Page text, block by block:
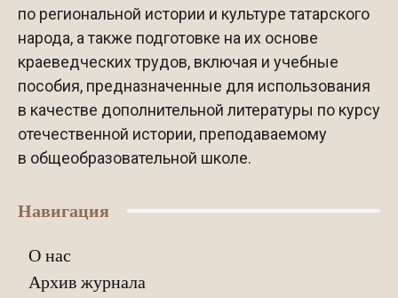
по региональной истории и культуре татарского
народа, а также подготовке на их основе
краеведческих трудов, включая и учебные
пособия, предназначенные для использования
в качестве дополнительной литературы по курсу
отечественной истории, преподаваемому
в общеобразовательной школе.
Навигация
О нас
Архив журнала